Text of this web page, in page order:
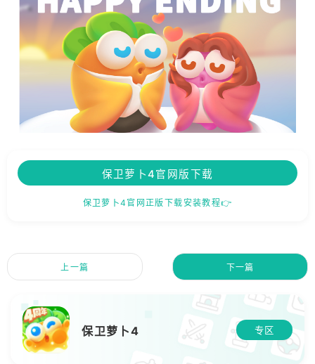
保卫萝卜4官网版下载
保卫萝卜4官网正版下载安装教程👉
上一篇 下一篇
保卫萝卜4 专区